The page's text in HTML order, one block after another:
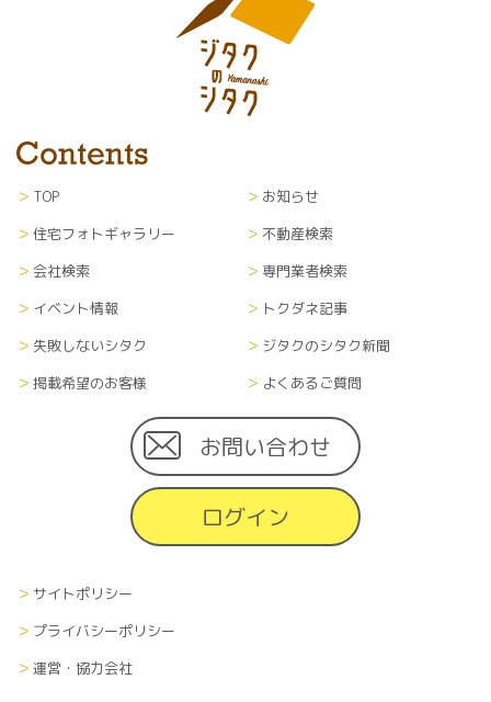
TOP
お知らせ
住宅フォトギャラリー
不動産検索
会社検索
専門業者検索
イベント情報
トクダネ記事
失敗しないシタク
ジタクのシタク新聞
掲載希望のお客様
よくあるご質問
お問い合わせ
ログイン
サイトポリシー
プライバシーポリシー
運営・協力会社